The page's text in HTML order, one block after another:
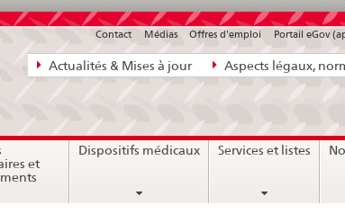
Navigation
directe:
bases
juridiques,
contact
Actualités & Mises à jour Aspects légaux,
Contact Médias Offres d'emploi Portail eGov
et
Dispositifs médicaux Services et listes